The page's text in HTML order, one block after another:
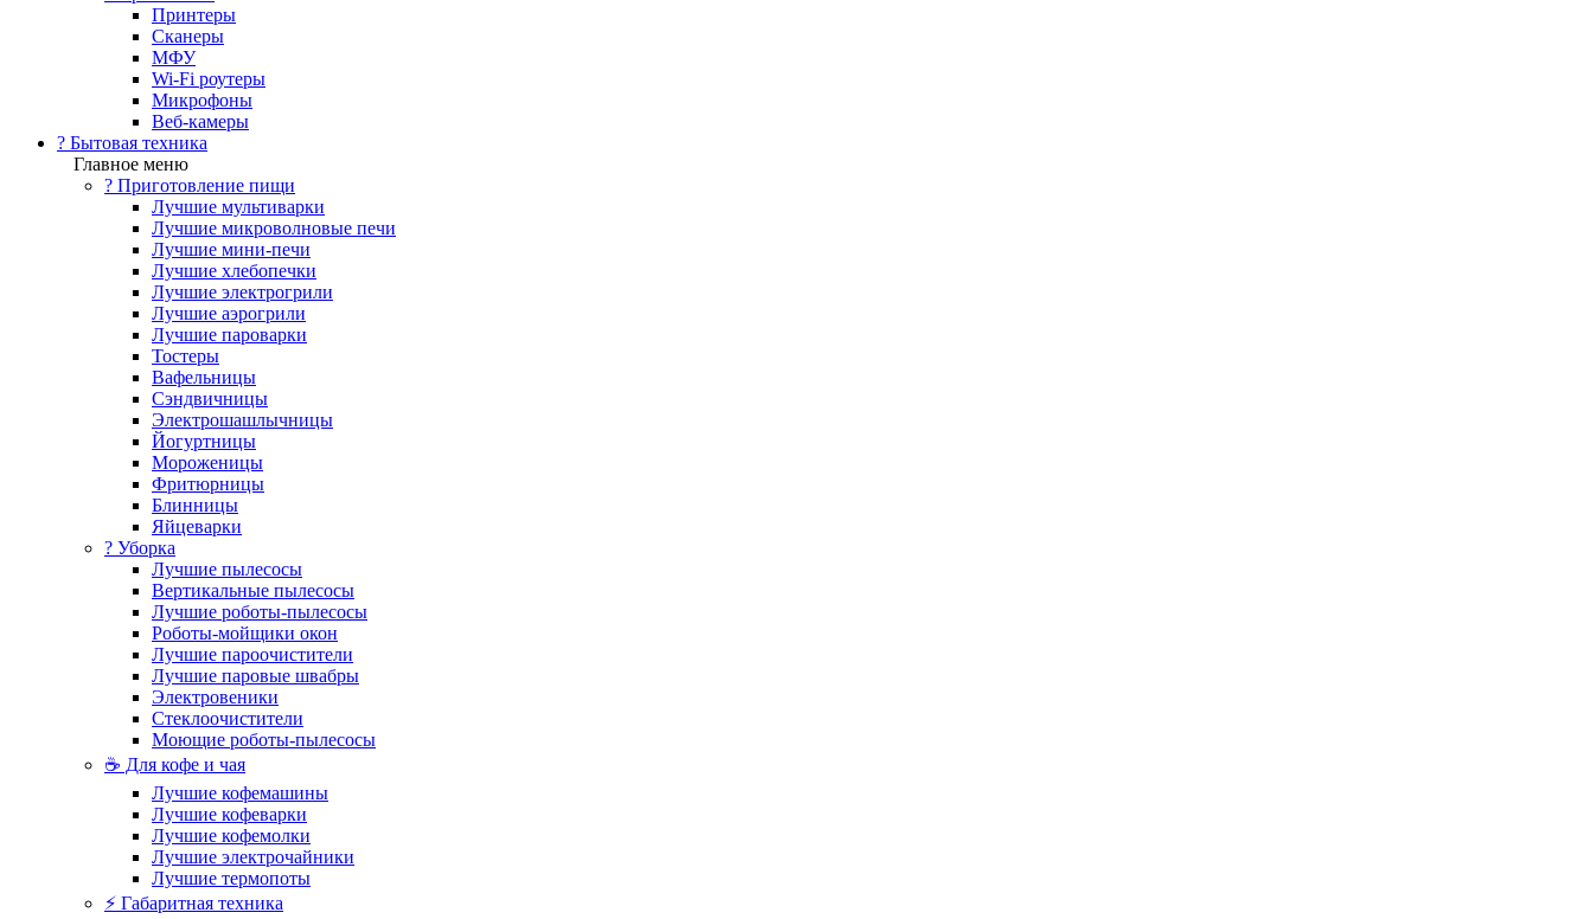
Принтеры
Сканеры
МФУ
Wi-Fi роутеры
Микрофоны
Веб-камеры
? Бытовая техника
Главное меню
? Приготовление пищи
Лучшие мультиварки
Лучшие микроволновые печи
Лучшие мини-печи
Лучшие хлебопечки
Лучшие электрогрили
Лучшие аэрогрили
Лучшие пароварки
Тостеры
Вафельницы
Сэндвичницы
Электрошашлычницы
Йогуртницы
Мороженицы
Фритюрницы
Блинницы
Яйцеварки
? Уборка
Лучшие пылесосы
Вертикальные пылесосы
Лучшие роботы-пылесосы
Роботы-мойщики окон
Лучшие пароочистители
Лучшие паровые швабры
Электровеники
Стеклоочистители
Моющие роботы-пылесосы
☕ Для кофе и чая
Лучшие кофемашины
Лучшие кофеварки
Лучшие кофемолки
Лучшие электрочайники
Лучшие термопоты
⚡ Габаритная техника